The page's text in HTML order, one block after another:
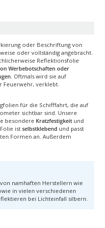
oder Beschriftung von
oder vollständig angebracht.
Reflektionsfolie
Werbebotschaften oder
. Oftmals wird sie auf
Feuerwehr, verklebt.
für die Schifffahrt, die auf
sichtbar sind. Unsere
besondere Kratzfestigkeit und
ist selbstklebend und passt
Formen an. Außerdem
namhaften Herstellern wie
in vielen verschiedenen
bei Lichteinfall silbern.